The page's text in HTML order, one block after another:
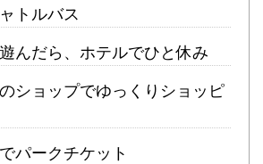
トルバス
んだら、ホテルでひと休み
ショップでゆっくりショッピ
パークチケット